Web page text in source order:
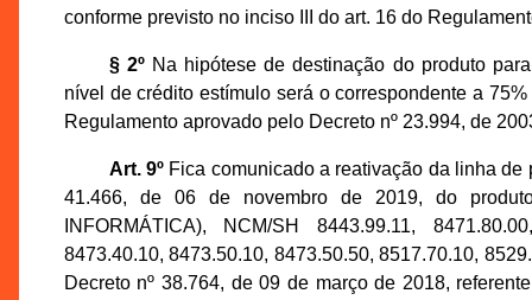
conforme previsto no inciso III do art. 16 do
§ 2ºNa hipótese de destinação do produto
nível de crédito estímulo será o correspondente a
Regulamento aprovado pelo Decreto nº 23.994, de
Art. 9ºFica comunicado a reativação da linha de
41.466, de 06 de novembro de 2019, do
INFORMÁTICA), NCM/SH 8443.99.11,
8473.40.10, 8473.50.10, 8473.50.50, 8517.70.10,
Decreto nº 38.764, de 09 de março de 2018,